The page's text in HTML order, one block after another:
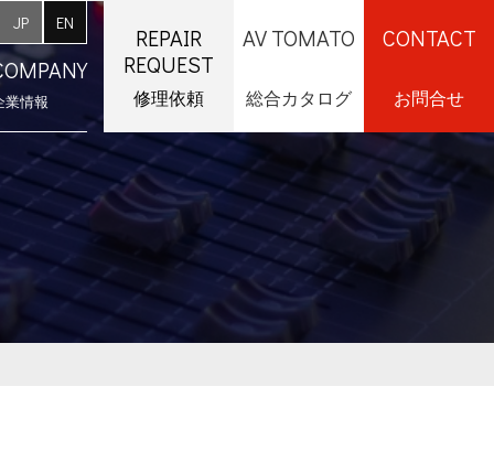
JP EN
業情報
採用情報
REPAIR
REQUEST
修理依頼
AV TOMATO
総合カタログ
CONTACT
お問合せ